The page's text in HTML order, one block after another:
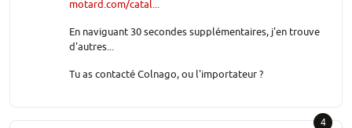
motard.com/catal...
En naviguant 30 secondes supplémentaires, j'en trouve
d'autres...
Tu as contacté Colnago, ou l'importateur ?
4